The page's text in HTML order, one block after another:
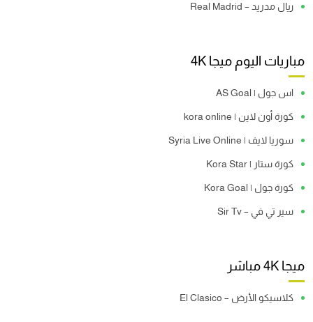
ريال مدريد – Real Madrid
مباريات اليوم ميجا 4K
اس جول | AS Goal
كورة أون لاين | kora online
سوريا لايف | Syria Live Online
كورة ستار | Kora Star
كورة جول | Kora Goal
سير تي في – Sir Tv
ميجا 4K مباشر
كلاسيكو الأرض – El Clasico